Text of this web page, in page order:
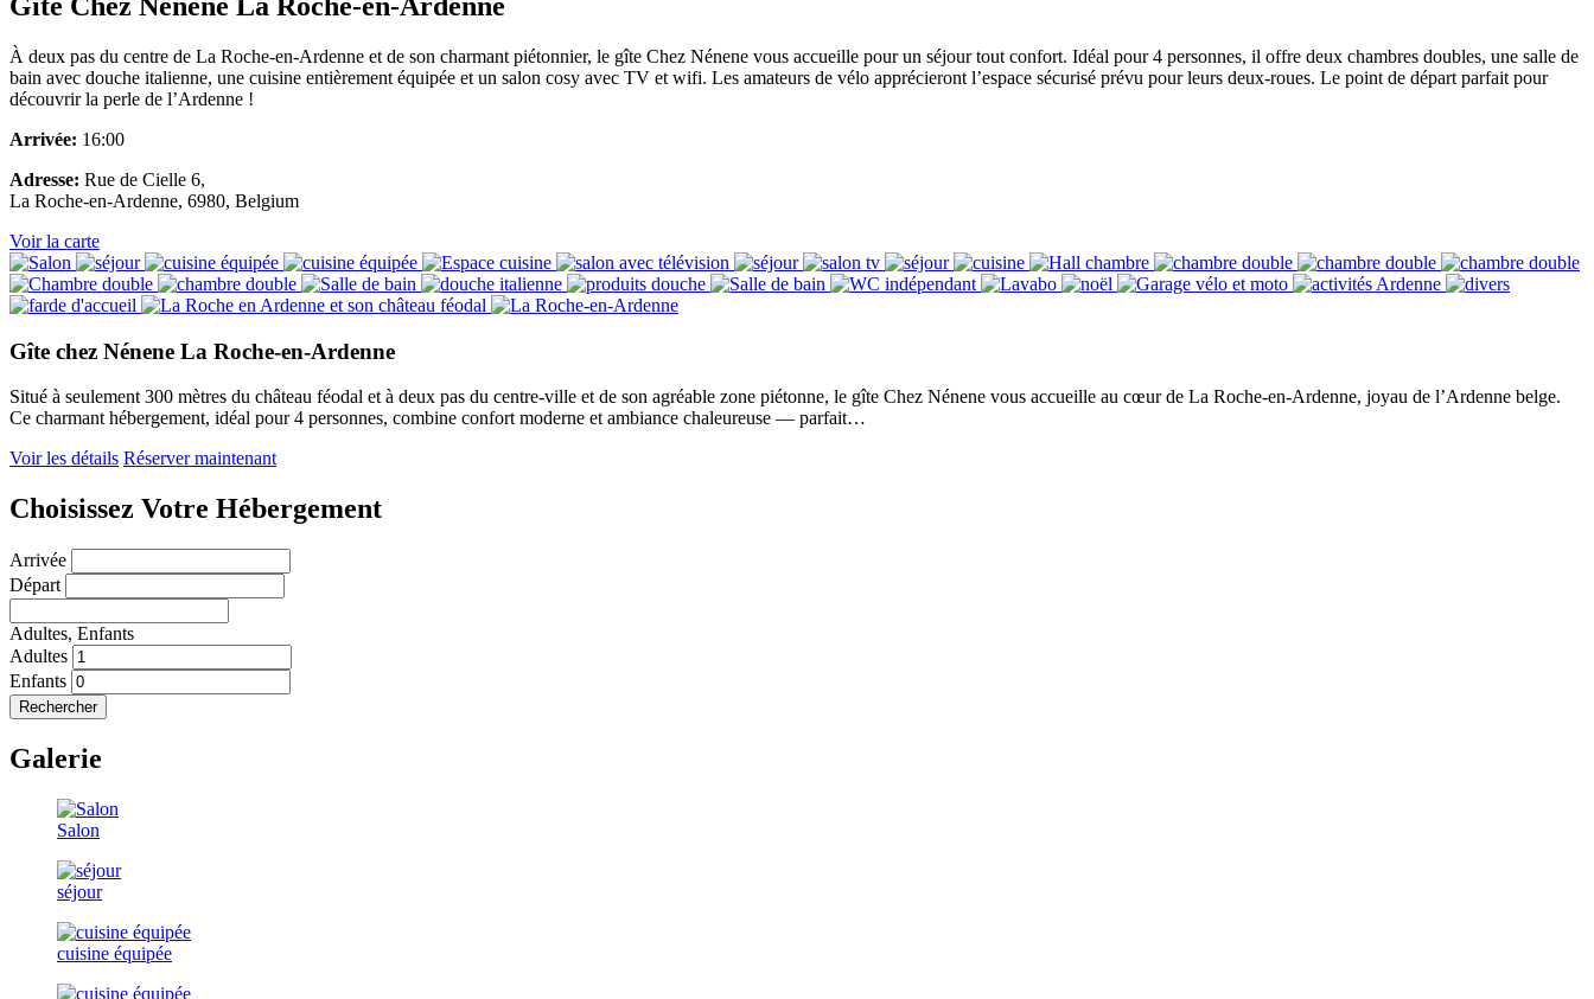
À deux pas du centre de La Roche-en-Ardenne et de son charmant piétonnier, le gîte Chez Nénene vous accueille pour un séjour tout confort. Idéal pour 4 personnes, il offre deux chambres doubles, une salle de
bain avec douche italienne, une cuisine entièrement équipée et un salon cosy avec TV et wifi. Les amateurs de vélo apprécieront l’espace sécurisé prévu pour leurs deux-roues. Le point de départ parfait pour
découvrir la perle de l’Ardenne !
Arrivée: 16:00
Adresse: Rue de Cielle 6,
La Roche-en-Ardenne, 6980, Belgium
Voir la carte
Gîte chez Nénene La Roche-en-Ardenne
Situé à seulement 300 mètres du château féodal et à deux pas du centre-ville et de son agréable zone piétonne, le gîte Chez Nénene vous accueille au cœur de La Roche-en-Ardenne, joyau de l’Ardenne belge.
Ce charmant hébergement, idéal pour 4 personnes, combine confort moderne et ambiance chaleureuse — parfait…
Voir les détails Réserver maintenant
Choisissez Votre Hébergement
Arrivée
Départ
Adultes, Enfants
Adultes
Enfants
Rechercher
Galerie
Salon
séjour
cuisine équipée